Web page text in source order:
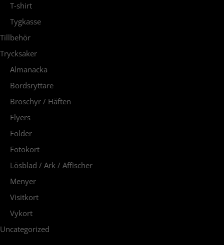
T-shirt
Tygkasse
Tillbehör
Trycksaker
Almanacka
Bordsryttare
Broschyr / Häften
Flyers
Folder
Fotokort
Lösblad / Ark / Affischer
Menyer
Visitkort
Vykort
Uncategorized